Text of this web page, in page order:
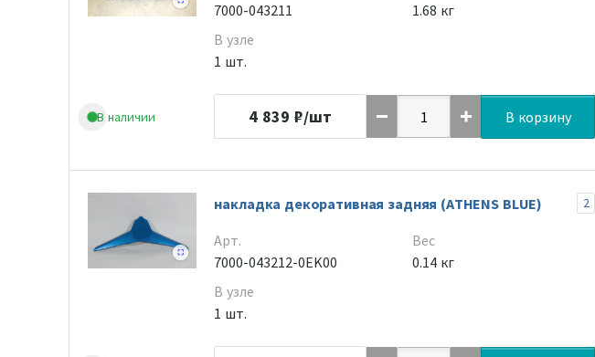
В наличии
7000-043211
В узле
1 шт.
1.68 кг
4 839 ₽/шт В корзину
накладка декоративная задняя (ATHENS BLUE) 2
Арт.
7000-043212-0EK00
В узле
1 шт.
Вес
0.14 кг